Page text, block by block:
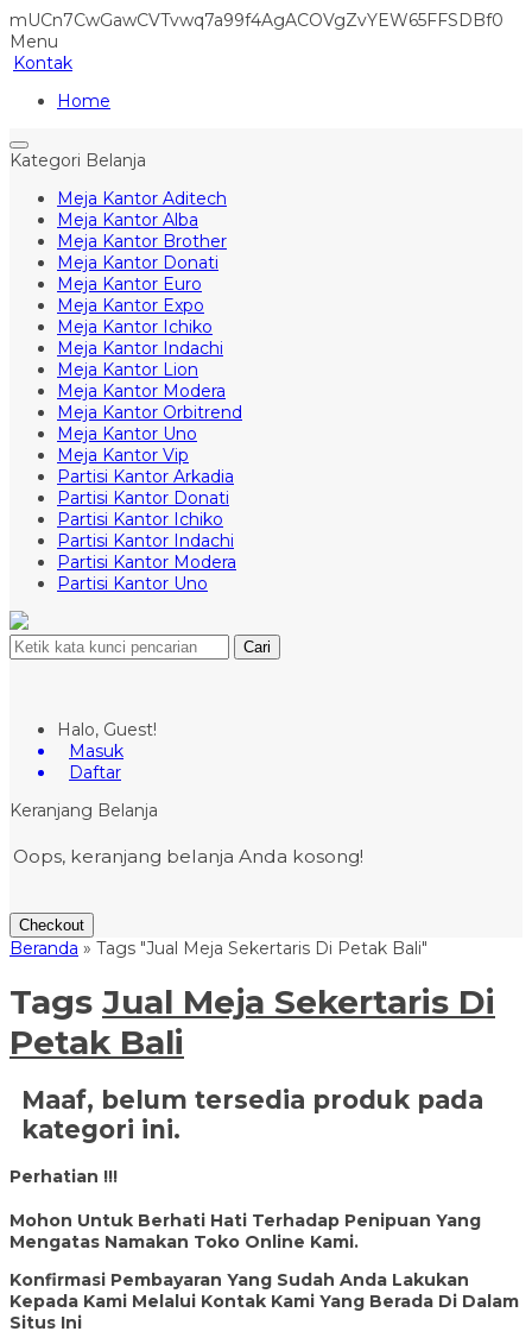
mUCn7CwGawCVTvwq7a99f4AgACOVgZvYEW65FFSDBf0
Menu
Kontak
Home
Kategori Belanja
Meja Kantor Aditech
Meja Kantor Alba
Meja Kantor Brother
Meja Kantor Donati
Meja Kantor Euro
Meja Kantor Expo
Meja Kantor Ichiko
Meja Kantor Indachi
Meja Kantor Lion
Meja Kantor Modera
Meja Kantor Orbitrend
Meja Kantor Uno
Meja Kantor Vip
Partisi Kantor Arkadia
Partisi Kantor Donati
Partisi Kantor Ichiko
Partisi Kantor Indachi
Partisi Kantor Modera
Partisi Kantor Uno
Cari
Halo, Guest!
Masuk
Daftar
Keranjang Belanja
Oops, keranjang belanja Anda kosong!
Checkout
Beranda » Tags "Jual Meja Sekertaris Di Petak Bali"
Tags Jual Meja Sekertaris Di
Petak Bali
Maaf, belum tersedia produk pada
kategori ini.
Perhatian !!!
Mohon Untuk Berhati Hati Terhadap Penipuan Yang
Mengatas Namakan Toko Online Kami.
Konfirmasi Pembayaran Yang Sudah Anda Lakukan
Kepada Kami Melalui Kontak Kami Yang Berada Di Dalam
Situs Ini